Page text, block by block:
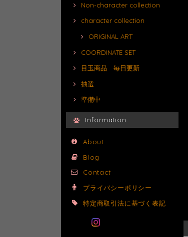
Non-character collection
character collection
ORIGINAL ART
COORDINATE SET
目玉商品 毎日更新
抽選
準備中
Information
About
Blog
Contact
プライバシーポリシー
特定商取引法に基づく表記